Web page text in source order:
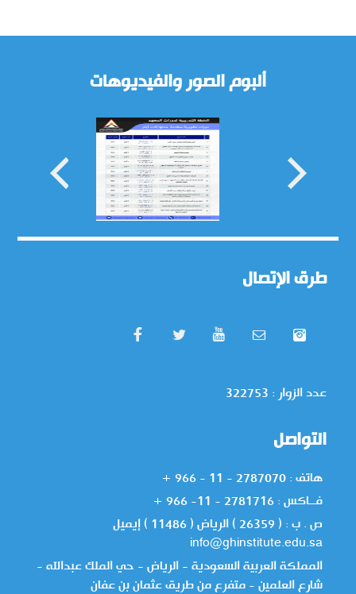
ألبوم الصور والفيديوهات
طرق الإتصال
عدد الزوار : 322753
التواصل
هاتف : 2787070 - 11 - 966 +
فــاكس : 2781716 - 11- 966 +
ص . ب : ( 26359 ) الرياض ( 11486 ) إيميل
info@ghinstitute.edu.sa
المملكة العربية السعودية - الرياض - حي الملك عبدالله -
شارع العلمين - متفرع من طريق عثمان بن عفان